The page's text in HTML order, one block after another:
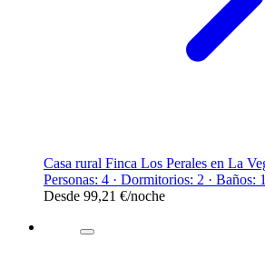
Casa rural Finca Los Perales en La
Personas: 4 · Dormitorios: 2 · Baños: 1
Desde 99,21 €/noche